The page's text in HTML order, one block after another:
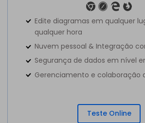
Edite diagramas em qualquer
qualquer hora
Nuvem pessoal & Integração
Segurança de dados em nível
Gerenciamento e colaboração
Teste Online